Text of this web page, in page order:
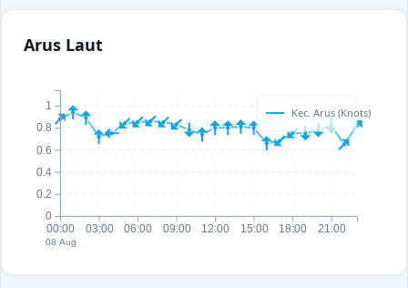
Arus Laut
Kec. Arus (Knots)
00:00
08 Aug
03:00 06:00 09:00 12:00 15:00 18:00 21:00
0
0.2
0.4
0.6
0.8
1